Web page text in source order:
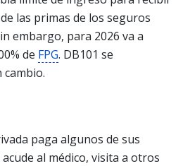
las primas de los seguros
embargo, para 2026 va a
de FPG. DB101 se
cambio.
paga algunos de sus
al médico, visita a otros